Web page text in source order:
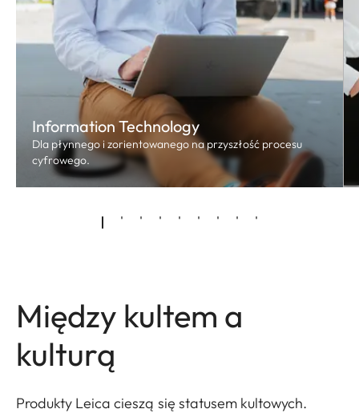
Information Technology
Dla płynnego i zorientowanego na przyszłość procesu
cyfrowego.
Między kultem a
kulturą
Produkty Leica cieszą się statusem kultowych.